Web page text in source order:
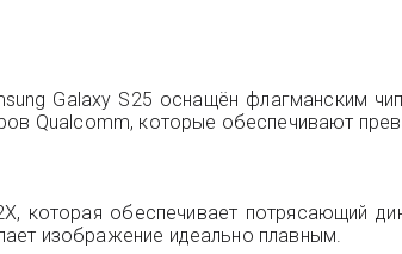
Galaxy S25 оснащён флагманским
Qualcomm, которые обеспечивают
которая обеспечивает потрясающий
изображение идеально плавным.